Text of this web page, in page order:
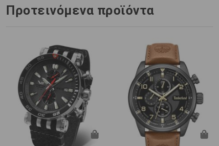
Προτεινόμενα προϊόντα